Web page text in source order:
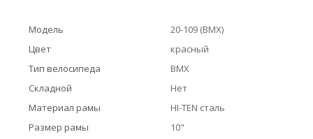
Модель
20-109 (BMX)
Цвет
красный
Тип велосипеда
BMX
Складной
Нет
Материал рамы
HI-TEN сталь
Размер рамы
10"